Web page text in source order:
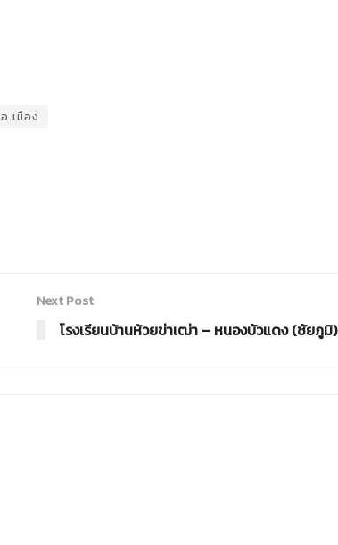
อ.เมือง
Next Post
โรงเรียนบ้านห้วยข่าเฒ่า – หนองบัวแดง (ชัยภูมิ)